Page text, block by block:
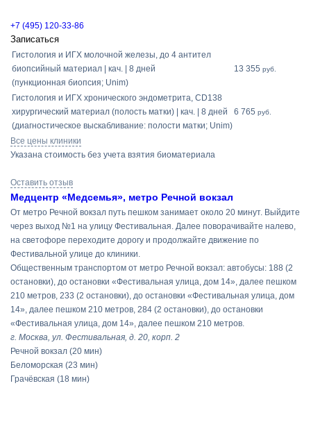
+7 (495) 120-33-86
Записаться
Гистология и ИГХ молочной железы, до 4 антител
биопсийный материал | кач. | 8 дней
(пункционная биопсия; Unim)
13 355 руб.
Гистология и ИГХ хронического эндометрита, СD138
хирургический материал (полость матки) | кач. | 8 дней
(диагностическое выскабливание: полости матки; Unim)
6 765 руб.
Все цены клиники
Указана стоимость без учета взятия биоматериала
Оставить отзыв
Медцентр «Медсемья», метро Речной вокзал
От метро Речной вокзал путь пешком занимает около 20 минут. Выйдите
через выход №1 на улицу Фестивальная. Далее поворачивайте налево,
на светофоре переходите дорогу и продолжайте движение по
Фестивальной улице до клиники.
Общественным транспортом от метро Речной вокзал: автобусы: 188 (2
остановки), до остановки «Фестивальная улица, дом 14», далее пешком
210 метров, 233 (2 остановки), до остановки «Фестивальная улица, дом
14», далее пешком 210 метров, 284 (2 остановки), до остановки
«Фестивальная улица, дом 14», далее пешком 210 метров.
г. Москва, ул. Фестивальная, д. 20, корп. 2
Речной вокзал (20 мин)
Беломорская (23 мин)
Грачёвская (18 мин)